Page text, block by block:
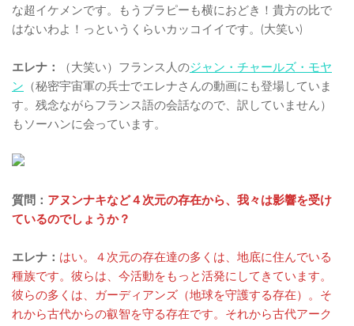
な超イケメンです。もうブラピーも横におどき！貴方の比で
はないわよ！っというくらいカッコイイです。(大笑い)
エレナ： （大笑い）フランス人のジャン・チャールズ・モヤ
ン （秘密宇宙軍の兵士でエレナさんの動画にも登場していま
す。残念ながらフランス語の会話なので、訳していません）
もソーハンに会っています。
質問： アヌンナキなど４次元の存在から、我々は影響を受け
ているのでしょうか？
エレナ： はい。４次元の存在達の多くは、地底に住んでいる
種族です。彼らは、今活動をもっと活発にしてきています。
彼らの多くは、ガーディアンズ（地球を守護する存在）。そ
れから古代からの叡智を守る存在です。それから古代アーク